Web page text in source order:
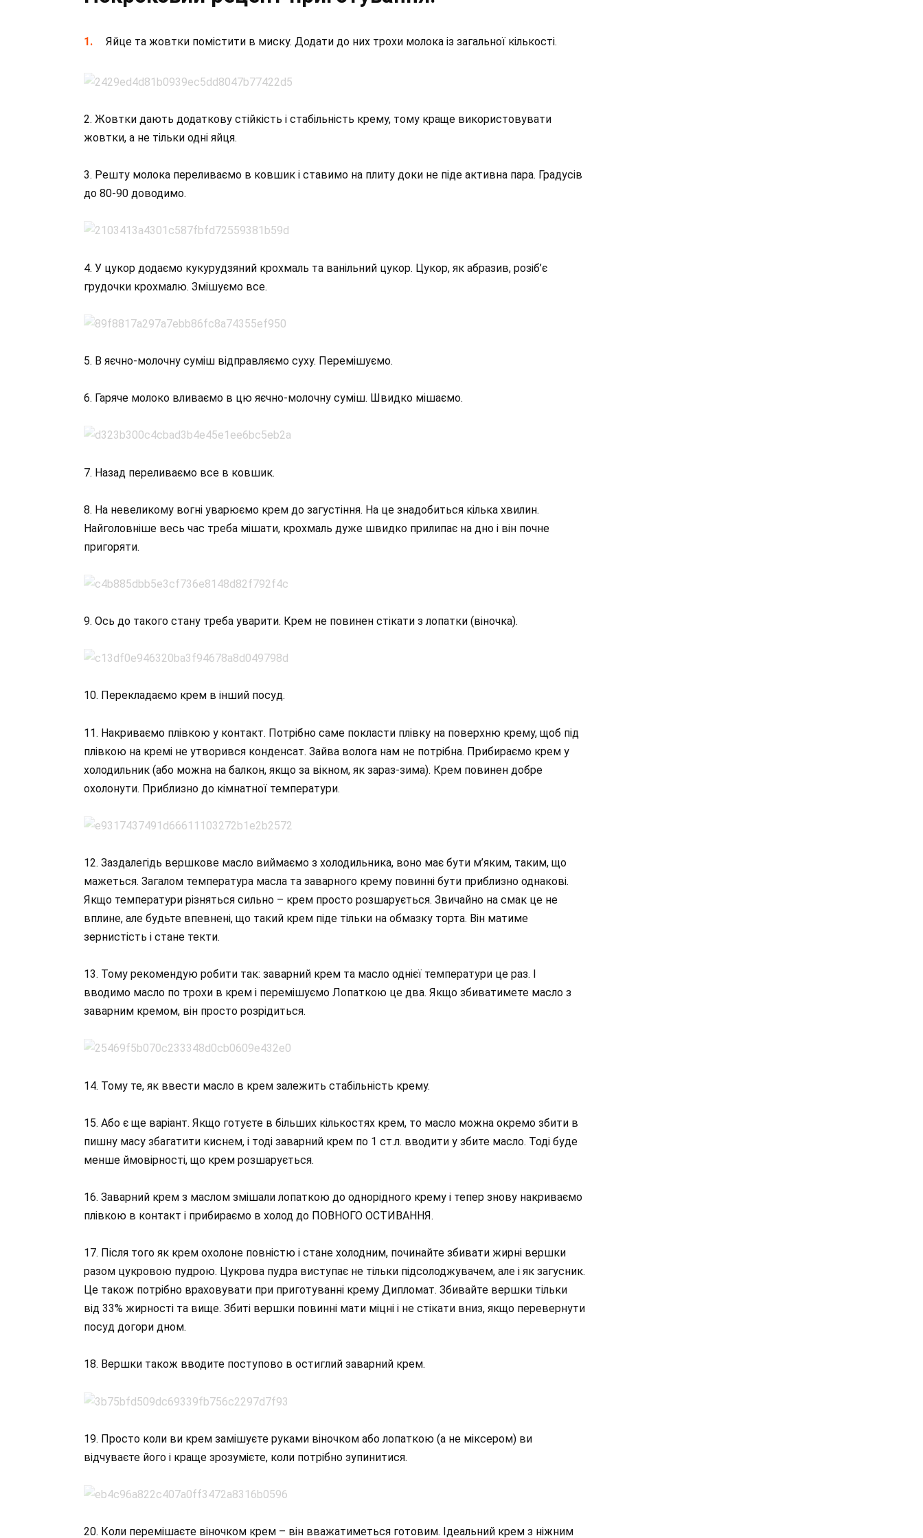
Яйце та жовтки помістити в миску. Додати до них трохи молока із загальної кількості.
2. Жовтки дають додаткову стійкість і стабільність крему, тому краще використовувати
жовтки, а не тільки одні яйця.
3. Решту молока переливаємо в ковшик і ставимо на плиту доки не піде активна пара. Градусів
до 80-90 доводимо.
4. У цукор додаємо кукурудзяний крохмаль та ванільний цукор. Цукор, як абразив, розіб’є
грудочки крохмалю. Змішуємо все.
5. В яєчно-молочну суміш відправляємо суху. Перемішуємо.
6. Гаряче молоко вливаємо в цю яєчно-молочну суміш. Швидко мішаємо.
7. Назад переливаємо все в ковшик.
8. На невеликому вогні уварюємо крем до загустіння. На це знадобиться кілька хвилин.
Найголовніше весь час треба мішати, крохмаль дуже швидко прилипає на дно і він почне
пригоряти.
9. Ось до такого стану треба уварити. Крем не повинен стікати з лопатки (віночка).
10. Перекладаємо крем в інший посуд.
11. Накриваємо плівкою у контакт. Потрібно саме покласти плівку на поверхню крему, щоб під
плівкою на кремі не утворився конденсат. Зайва волога нам не потрібна. Прибираємо крем у
холодильник (або можна на балкон, якщо за вікном, як зараз-зима). Крем повинен добре
охолонути. Приблизно до кімнатної температури.
12. Заздалегідь вершкове масло виймаємо з холодильника, воно має бути м’яким, таким, що
мажеться. Загалом температура масла та заварного крему повинні бути приблизно однакові.
Якщо температури різняться сильно – крем просто розшарується. Звичайно на смак це не
вплине, але будьте впевнені, що такий крем піде тільки на обмазку торта. Він матиме
зернистість і стане текти.
13. Тому рекомендую робити так: заварний крем та масло однієї температури це раз. І
вводимо масло по трохи в крем і перемішуємо Лопаткою це два. Якщо збиватимете масло з
заварним кремом, він просто розрідиться.
14. Тому те, як ввести масло в крем залежить стабільність крему.
15. Або є ще варіант. Якщо готуєте в більших кількостях крем, то масло можна окремо збити в
пишну масу збагатити киснем, і тоді заварний крем по 1 ст.л. вводити у збите масло. Тоді буде
менше ймовірності, що крем розшарується.
16. Заварний крем з маслом змішали лопаткою до однорідного крему і тепер знову накриваємо
плівкою в контакт і прибираємо в холод до ПОВНОГО ОСТИВАННЯ.
17. Після того як крем охолоне повністю і стане холодним, починайте збивати жирні вершки
разом цукровою пудрою. Цукрова пудра виступає не тільки підсолоджувачем, але і як загусник.
Це також потрібно враховувати при приготуванні крему Дипломат. Збивайте вершки тільки
від 33% жирності та вище. Збиті вершки повинні мати міцні і не стікати вниз, якщо перевернути
посуд догори дном.
18. Вершки також вводите поступово в остиглий заварний крем.
19. Просто коли ви крем замішуєте руками віночком або лопаткою (а не міксером) ви
відчуваєте його і краще зрозумієте, коли потрібно зупинитися.
20. Коли перемішаєте віночком крем – він вважатиметься готовим. Ідеальний крем з ніжним